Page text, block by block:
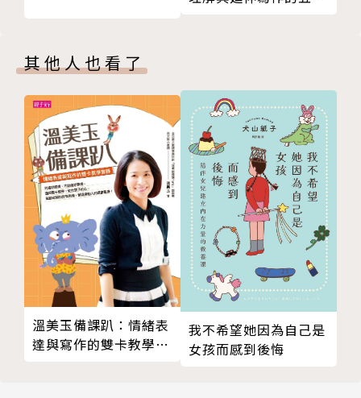
「設計學習」計畫，發展學生問題解決與創造力。3.
統。
吳毓瑩
國立臺北教育大學心理與諮商學系教授，專長學習評
量、諮詢輔導、師培教練。現任阿德勒心理學會副會
長、傅爾布萊特資深學者、科技部優秀研究人才、教育
部彈薪教授。曾任臺北教育大學心理與諮商學系主任、
教育學院院長。
研究：1.華人教養智慧團隊：從文化歷史觀點探討華人
「教養（cultivation）」心態與策略。2. 開發YES就
業力量表，法務部矯正署成癮者生涯建構。3.與魔法獅
其他人也看了
溫美玉備課趴：情緒表
達與寫作的雙卡教學實
我不希望她因為自己是
女孩而感到後悔